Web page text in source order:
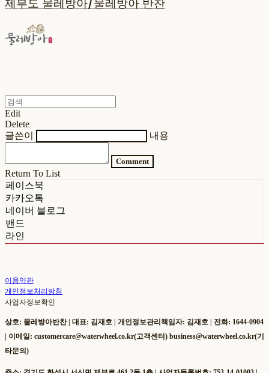
Edit
Delete
글쓴이
내용
Comment
Return To List
페이스북
카카오톡
네이버 블로그
밴드
라인
이용약관
개인정보처리방침
사업자정보확인
상호: 물레방아반찬 | 대표: 김재호 | 개인정보관리책임자: 김재호 | 전화: 1644-0904
| 이메일: customercare@waterwheel.co.kr(고객센터) business@waterwheel.co.kr(기
타문의)